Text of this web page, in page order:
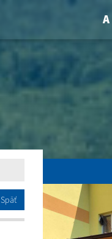
A
Späť